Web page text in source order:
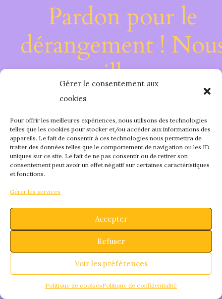
Gérer le consentement aux
cookies
Pour offrir les meilleures expériences, nous utilisons des technologies
telles que les cookies pour stocker et/ou accéder aux informations des
appareils. Le fait de consentir à ces technologies nous permettra de
traiter des données telles que le comportement de navigation ou les ID
uniques sur ce site. Le fait de ne pas consentir ou de retirer son
consentement peut avoir un effet négatif sur certaines caractéristiques
et fonctions.
Gérer les services
Accepter
Refuser
Voir les préférences
Politique de cookiesPolitique de confidentialité
Pardon pour le
dérangement !
travaillons sur
quelque chose de
fantastique –
bientôt !